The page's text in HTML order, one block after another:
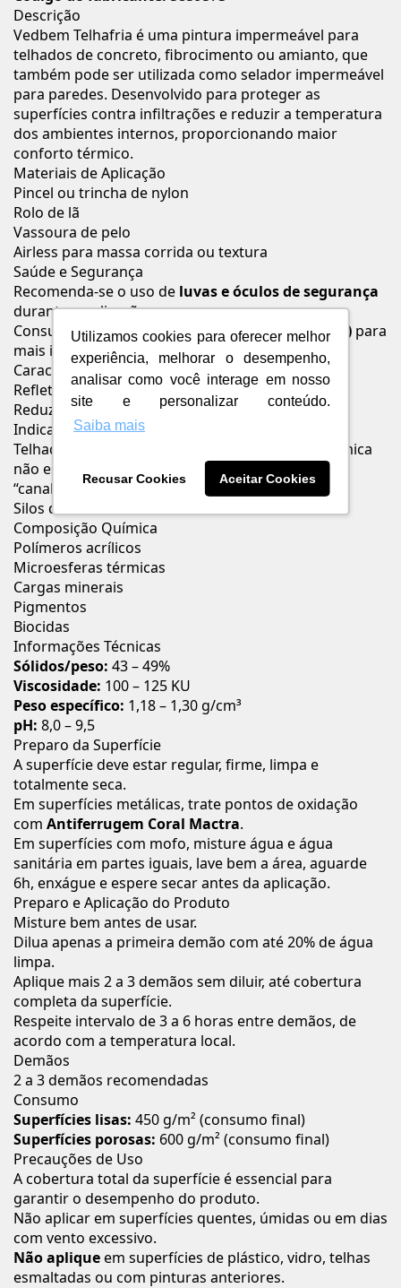
Utilizamos cookies para oferecer melhor
experiência, melhorar o desempenho,
analisar como você interage em nosso
site e personalizar conteúdo.
Saiba mais
Recusar Cookies Aceitar Cookies
Descrição
Vedbem Telhafria é uma pintura impermeável para
telhados de concreto, fibrocimento ou amianto, que
também pode ser utilizada como selador impermeável
para paredes. Desenvolvido para proteger as
superfícies contra infiltrações e reduzir a temperatura
dos ambientes internos, proporcionando maior
conforto térmico.
Materiais de Aplicação
Pincel ou trincha de nylon
Rolo de lã
Vassoura de pelo
Airless para massa corrida ou textura
Saúde e Segurança
Recomenda-se o uso de luvas e óculos de segurança
durante a aplicação.
Consulte o rótulo e aFicha de Segurança (FISPQ) para
mais informações.
Características
Reflete o calor do sol
Reduz a temperatura do ambiente interno
Indicações de Uso
Telhados de fibrocimento, galvanizados, de cerâmica
não esmaltados, de cimento e concreto do tipo
“canaletão”
Silos de armazenamento
Composição Química
Polímeros acrílicos
Microesferas térmicas
Cargas minerais
Pigmentos
Biocidas
Informações Técnicas
Sólidos/peso: 43 – 49%
Viscosidade: 100 – 125 KU
Peso específico: 1,18 – 1,30 g/cm³
pH: 8,0 – 9,5
Preparo da Superfície
A superfície deve estar regular, firme, limpa e
totalmente seca.
Em superfícies metálicas, trate pontos de oxidação
com Antiferrugem Coral Mactra.
Em superfícies com mofo, misture água e água
sanitária em partes iguais, lave bem a área, aguarde
6h, enxágue e espere secar antes da aplicação.
Preparo e Aplicação do Produto
Misture bem antes de usar.
Dilua apenas a primeira demão com até 20% de água
limpa.
Aplique mais 2 a 3 demãos sem diluir, até cobertura
completa da superfície.
Respeite intervalo de 3 a 6 horas entre demãos, de
acordo com a temperatura local.
Demãos
2 a 3 demãos recomendadas
Consumo
Superfícies lisas: 450 g/m² (consumo final)
Superfícies porosas: 600 g/m² (consumo final)
Precauções de Uso
A cobertura total da superfície é essencial para
garantir o desempenho do produto.
Não aplicar em superfícies quentes, úmidas ou em dias
com vento excessivo.
Não apliqueem superfícies de plástico, vidro, telhas
esmaltadas ou com pinturas anteriores.